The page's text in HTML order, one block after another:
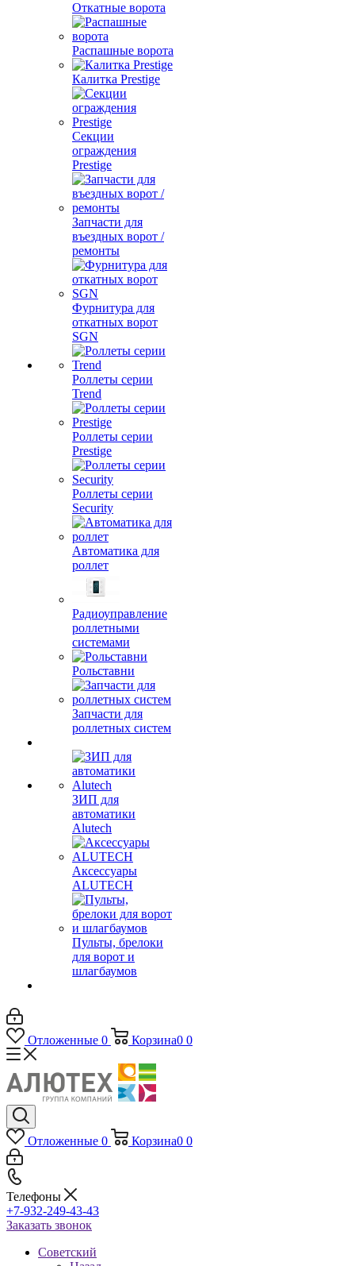
Откатные ворота
Распашные ворота
Калитка Prestige
Секции
ограждения
Prestige
Запчасти для
въездных ворот /
ремонты
Фурнитура для
откатных ворот
SGN
Роллеты серии
Trend
Роллеты серии
Prestige
Роллеты серии
Security
Автоматика для
роллет
Радиоуправление
роллетными
системами
Рольставни
Запчасти для
роллетных систем
ЗИП для
автоматики
Alutech
Аксессуары
ALUTECH
Пульты, брелоки
для ворот и
шлагбаумов
Отложенные 0 Корзина0 0
Отложенные 0 Корзина0 0
Телефоны
+7-932-249-43-43
Заказать звонок
Советский